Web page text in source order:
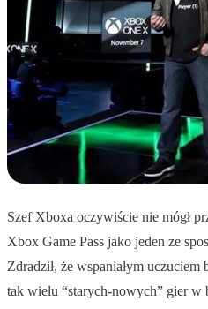
Szef Xboxa oczywiście nie mógł
Xbox Game Pass jako jeden ze
Zdradził, że wspaniałym uczuciem
tak wielu “starych-nowych” gier w